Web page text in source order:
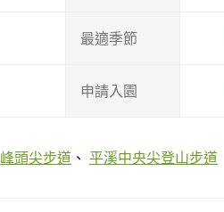
最適季節
申請入園
峰頭尖步道 平溪中央尖登山步道